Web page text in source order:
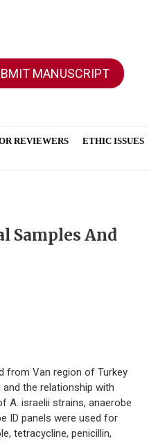
MANUSCRIPT
REVIEWERS ETHIC ISSUES
Samples And
from Van region of Turkey
the relationship with
A. israelii strains, anaerobe
ID panels were used for
tetracycline, penicillin,